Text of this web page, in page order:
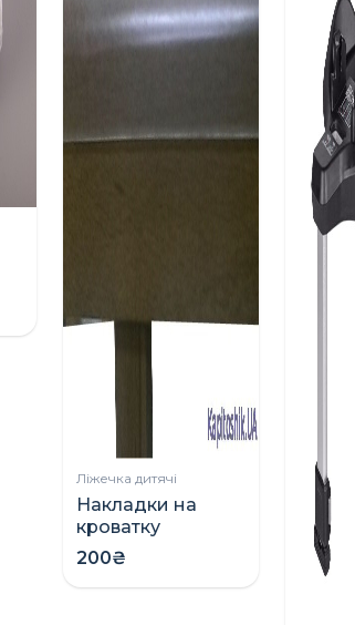
Ліжечка дитячі
Накладки на
кроватку
(грызунки)
200₴